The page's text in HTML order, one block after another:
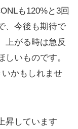
も120%と3回
、今後も期待で
上がる時は急反
いものです。
かもしれませ
昇しています